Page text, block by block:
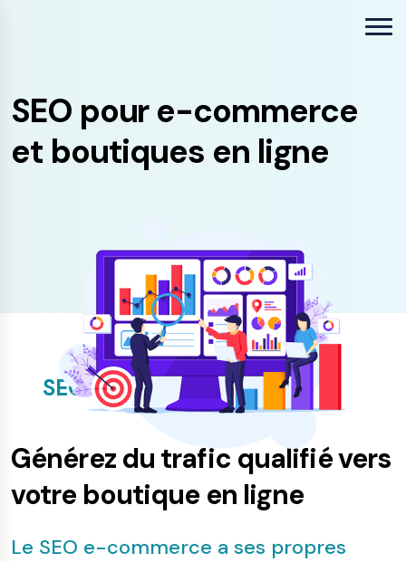
SEO pour e-commerce
et boutiques en ligne
SEO Sectoriel
Générez du trafic qualifié vers
votre boutique en ligne
Le SEO e-commerce a ses propres